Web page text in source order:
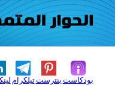
تيلكرامبنترست بودكاست